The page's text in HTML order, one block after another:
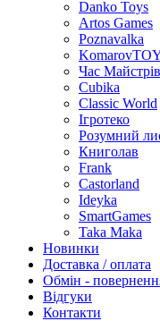
Danko Toys
Artos Games
Poznavalka
Час Майстрів
Cubika
Classic World
Ігротеко
Розумний
Книголав
Frank
Castorland
Ideyka
SmartGames
Taka Maka
Новинки
Доставка / оплата
Обмін -
Відгуки
Контакти